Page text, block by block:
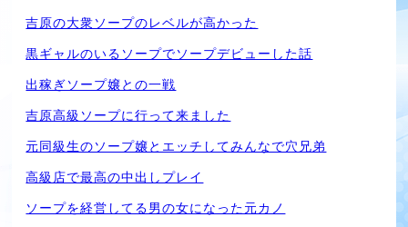
吉原の大衆ソープのレベルが高かった
黒ギャルのいるソープでソープデビューした話
出稼ぎソープ嬢との一戦
吉原高級ソープに行って来ました
元同級生のソープ嬢とエッチしてみんなで穴兄弟
高級店で最高の中出しプレイ
ソープを経営してる男の女になった元カノ